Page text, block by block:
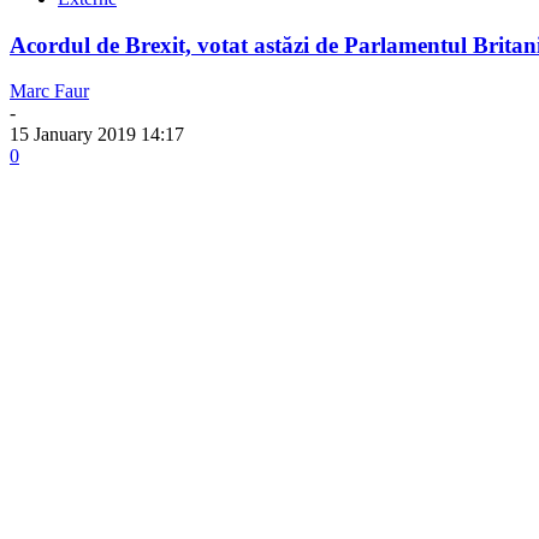
Acordul de Brexit, votat astăzi de Parlamentul
Marc Faur
-
15 January 2019 14:17
0